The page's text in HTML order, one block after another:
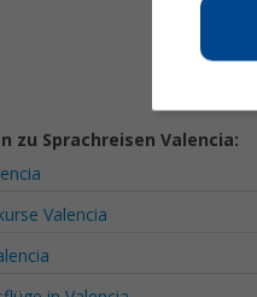
zu Sprachreisen Valencia:
Valencia